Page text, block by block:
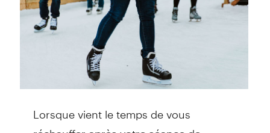
Lorsque vient le temps de vous